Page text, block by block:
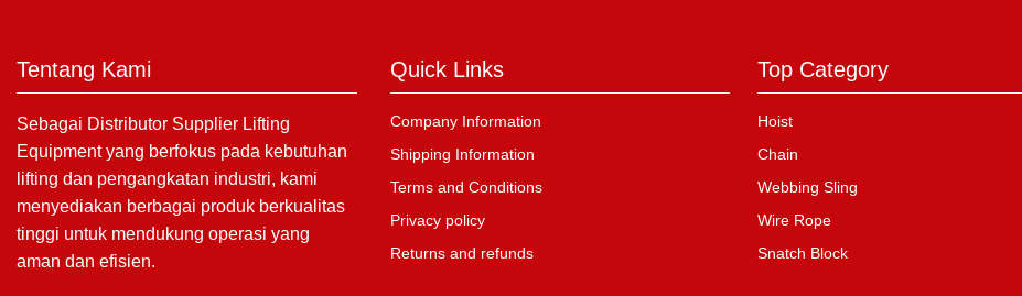
Tentang Kami
Sebagai Distributor Supplier Lifting
Equipment yang berfokus pada kebutuhan
lifting dan pengangkatan industri, kami
menyediakan berbagai produk berkualitas
tinggi untuk mendukung operasi yang
aman dan efisien.
Quick Links
Company Information
Shipping Information
Terms and Conditions
Privacy policy
Returns and refunds
Top Category
Hoist
Chain
Webbing Sling
Wire Rope
Snatch Block